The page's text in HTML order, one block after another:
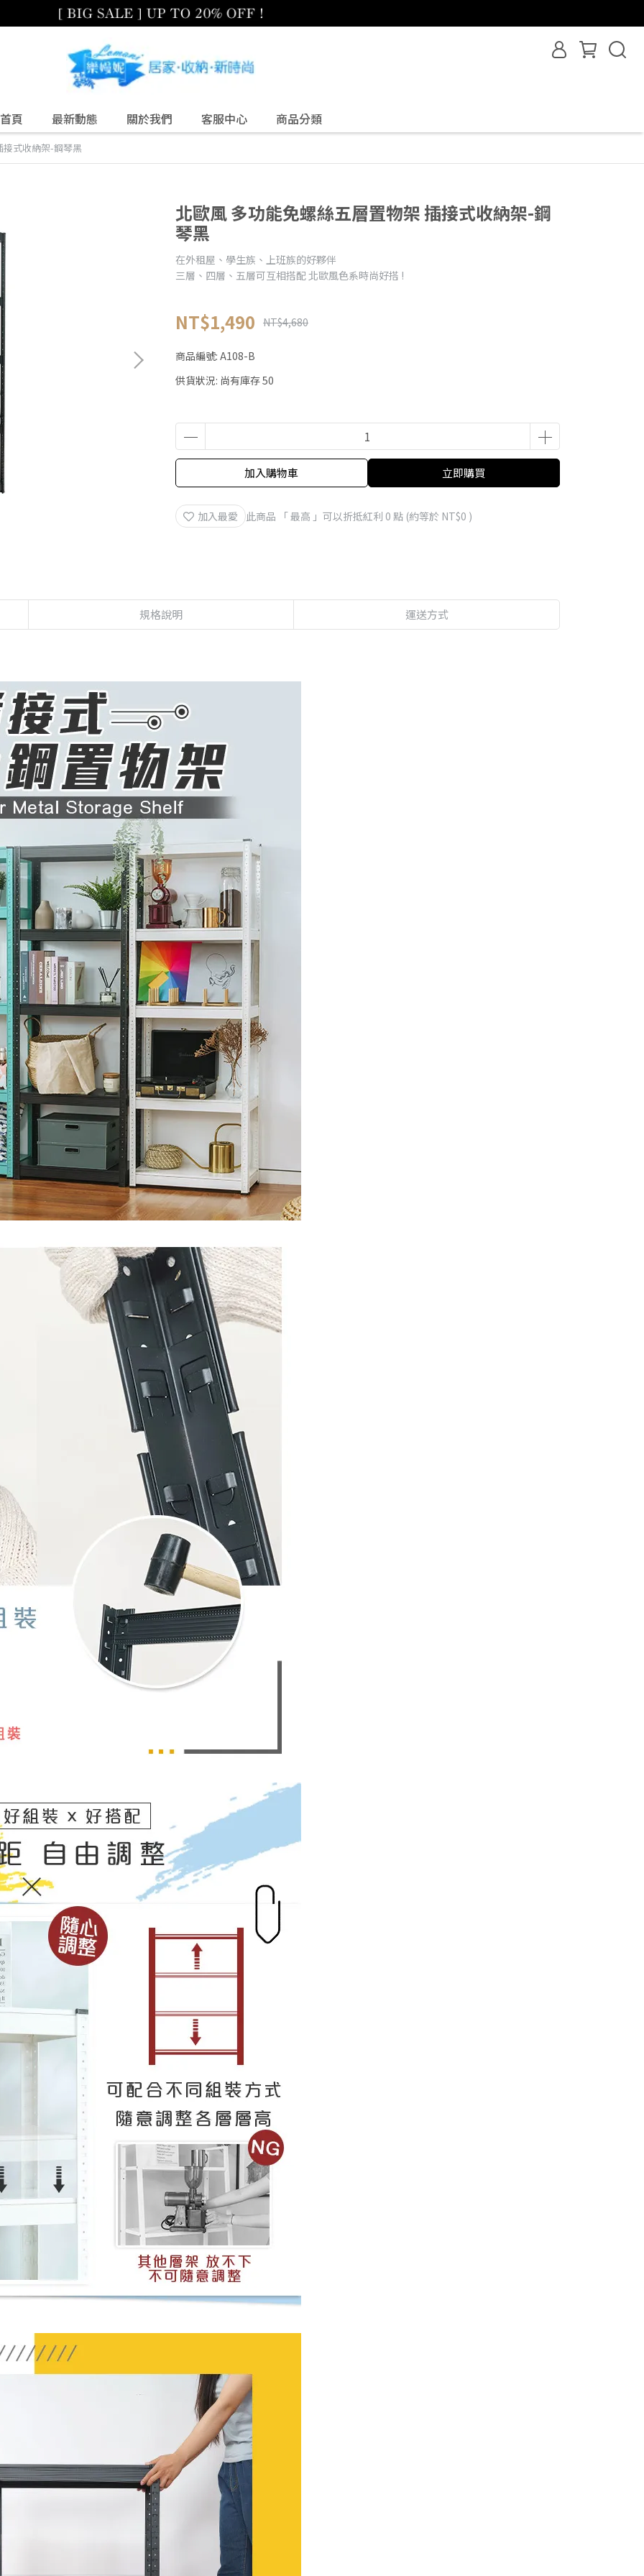
首頁 最新動態 關於我們 客服中心 商品分類
式收納架-鋼琴黑
北歐風 多功能免螺絲五層置物架 插接式收納架-鋼
琴黑
在外租屋、學生族、上班族的好夥伴
三層、四層、五層可互相搭配 北歐風色系時尚好搭 !
NT$1,490 NT$4,680
商品編號: A108-B
供貨狀況: 尚有庫存 50
加入購物車 立即購買
加入最愛 此商品 「 最高 」可以折抵紅利 0 點 (約等於 NT$0 )
規格說明 運送方式